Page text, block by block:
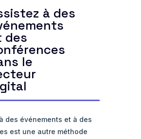
à des
des
le
des événements et à des
est une autre méthode